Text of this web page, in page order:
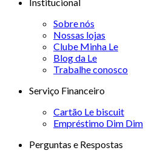
Institucional
Sobre nós
Nossas lojas
Clube Minha Le
Blog da Le
Trabalhe conosco
Serviço Financeiro
Cartão Le biscuit
Empréstimo Dim Dim
Perguntas e Respostas